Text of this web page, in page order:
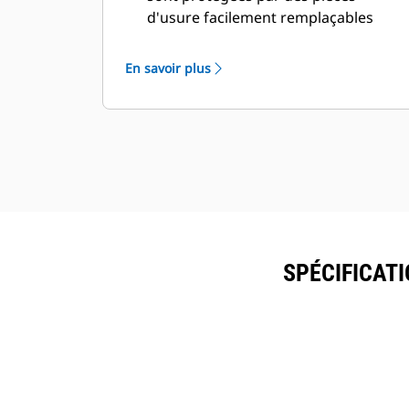
d'usure facilement remplaçables
Prolongez la durée d'exploitation de
chaque lame avant remplacement. La
plupart des lames de coupe peuvent
corps du vérin principal est protégé
à l'intérieur de l'enveloppe.
En savoir plus